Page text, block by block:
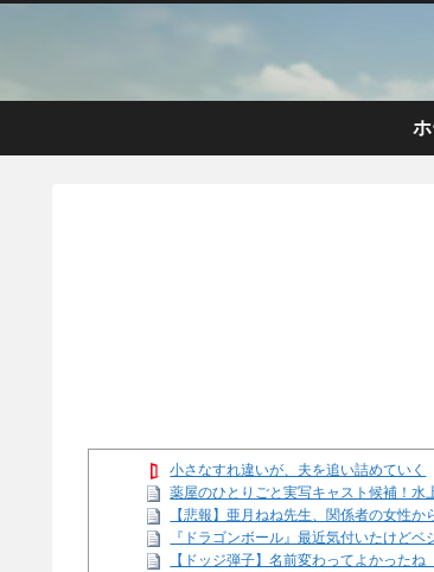
小さなすれ違いが、夫を追い詰めていく
薬屋のひとりごと実写キャスト候補！水
【悲報】亜月ねね先生、関係者の女性
『ドラゴンボール』最近気付いたけど
【ドッジ弾子】名前変わってよかった